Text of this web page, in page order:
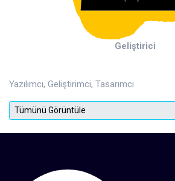
Geliştirici
Yazılımcı, Geliştirimci, Tasarımcı
Tümünü Görüntüle